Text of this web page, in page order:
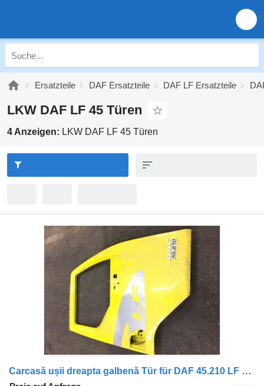
Ersatzteile DAF Ersatzteile DAF LF Ersatzteile
LKW DAF LF 45 Türen
4 Anzeigen: LKW DAF LF 45 Türen
Carcasă ușii dreapta galbenă Tür für DAF 45.210 LF LKW